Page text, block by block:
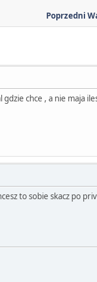
Poprzedni
chce , a nie maja
to sobie skacz po